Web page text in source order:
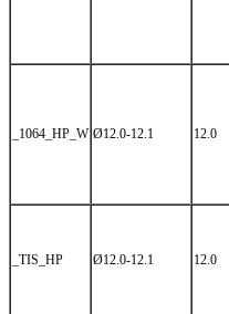
_1064_HP_W Ø12.0-12.1 12.0
_TIS_HP Ø12.0-12.1 12.0